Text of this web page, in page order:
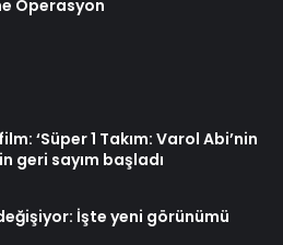
Operasyon
‘Süper 1 Takım: Varol Abi’nin
geri sayım başladı
İşte yeni görünümü